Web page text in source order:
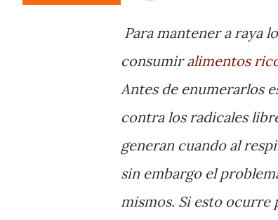
Para mantener a raya
consumiralimentos
Antes de enumerarlos
contra los radicales
generan cuando al
sin embargo el
mismos. Si esto ocurre